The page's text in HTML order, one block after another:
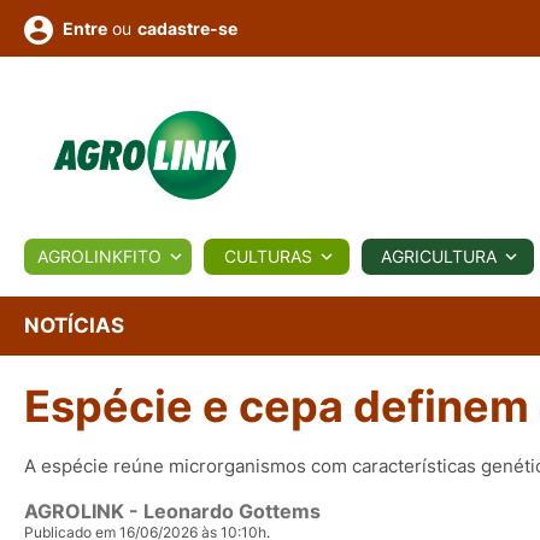
BIOLÓGICOS COTAÇÕES NOTÍCIAS
Conversor Colunistas Eventos
Fotos
e
Vídeos
Entre ou cadastre-se
AGROLINKFITO CULTURAS AGRICULTURA
NOTÍCIAS
Espécie e cepa
A espécie reúne microrganismos com características
AGROLINK - Leonardo Gottems
Publicado em 16/06/2026 às 10:10h.